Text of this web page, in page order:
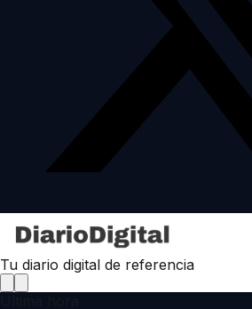
Tu diario digital de referencia